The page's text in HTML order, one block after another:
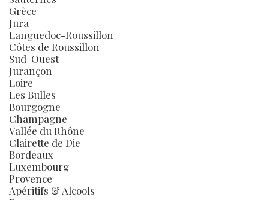
Grèce
Jura
Languedoc-Roussillon
Côtes de Roussillon
Sud-Ouest
Jurançon
Loire
Les Bulles
Bourgogne
Champagne
Vallée du Rhône
Clairette de Die
Bordeaux
Luxembourg
Provence
Apéritifs & Alcools